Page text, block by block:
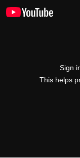
Sign
This helps